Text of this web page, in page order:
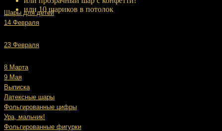
Шары для детей
14 Февраля
23 Февраля
8 Марта
9 Мая
Выписка
Латексные шары
Фольгированные цифры
Ура, мальчик!
Фольгированные фигурки
или 10 шариков в потолок